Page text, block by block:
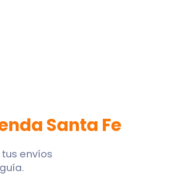
Santa Fe
envíos